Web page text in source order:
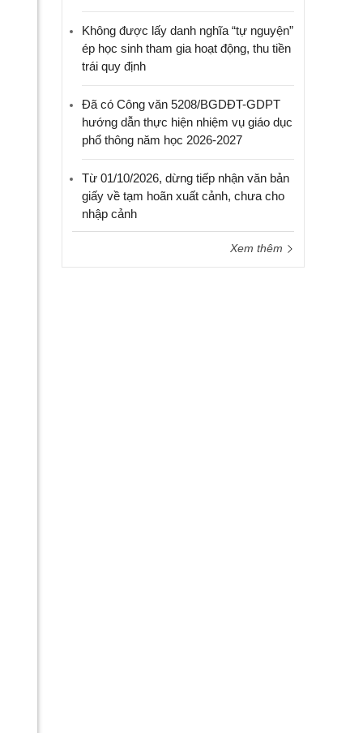
Không được lấy danh nghĩa “tự nguyện”
ép học sinh tham gia hoạt động, thu tiền
trái quy định
Đã có Công văn 5208/BGDĐT-GDPT
hướng dẫn thực hiện nhiệm vụ giáo dục
phổ thông năm học 2026-2027
Từ 01/10/2026, dừng tiếp nhận văn bản
giấy về tạm hoãn xuất cảnh, chưa cho
nhập cảnh
Xem thêm